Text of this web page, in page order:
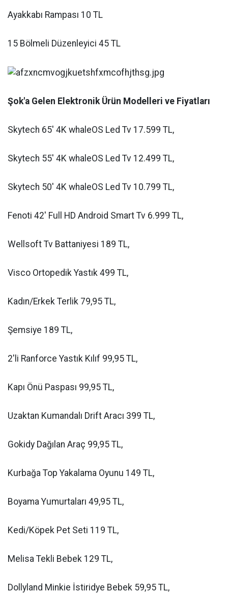
Ayakkabı Rampası 10 TL
15 Bölmeli Düzenleyici 45 TL
Şok'a Gelen Elektronik Ürün Modelleri ve Fiyatları
Skytech 65' 4K whaleOS Led Tv 17.599 TL,
Skytech 55' 4K whaleOS Led Tv 12.499 TL,
Skytech 50' 4K whaleOS Led Tv 10.799 TL,
Fenoti 42' Full HD Android Smart Tv 6.999 TL,
Wellsoft Tv Battaniyesi 189 TL,
Visco Ortopedik Yastık 499 TL,
Kadın/Erkek Terlik 79,95 TL,
Şemsiye 189 TL,
2'li Ranforce Yastık Kılıf 99,95 TL,
Kapı Önü Paspası 99,95 TL,
Uzaktan Kumandalı Drift Aracı 399 TL,
Gokidy Dağılan Araç 99,95 TL,
Kurbağa Top Yakalama Oyunu 149 TL,
Boyama Yumurtaları 49,95 TL,
Kedi/Köpek Pet Seti 119 TL,
Melisa Tekli Bebek 129 TL,
Dollyland Minkie İstiridye Bebek 59,95 TL,